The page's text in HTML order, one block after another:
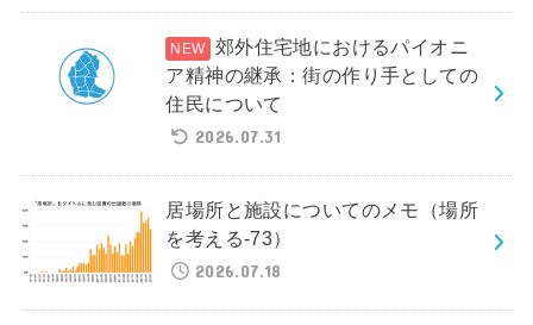
郊外住宅地におけるパイオニ
ア精神の継承：街の作り手としての
住民について
2026.07.31
居場所と施設についてのメモ（場所
を考える-73）
2026.07.18